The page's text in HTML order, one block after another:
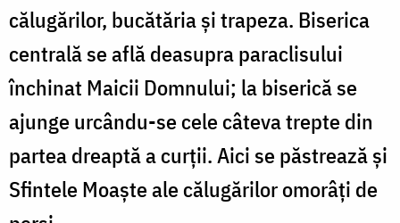
călugărilor, bucătăria şi trapeza. Biserica
centrală se află deasupra paraclisului
închinat Maicii Domnului; la biserică se
ajunge urcându-se cele câteva trepte din
partea dreaptă a curţii. Aici se păstrează şi
Sfintele Moaşte ale călugărilor omorâţi de